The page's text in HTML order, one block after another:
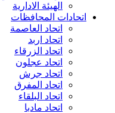
الهيئة الادارية
اتحادات المحافظات
اتحاد العاصمة
اتحاد اربد
اتحاد الزرقاء
اتحاد عجلون
اتحاد جرش
اتحاد المفرق
اتحاد البلقاء
اتحاد مادبا